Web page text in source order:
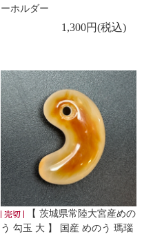
ーホルダー
1,300円(税込)
【 茨城県常陸大宮産めの
う 勾玉 大 】 国産 めのう 瑪瑙